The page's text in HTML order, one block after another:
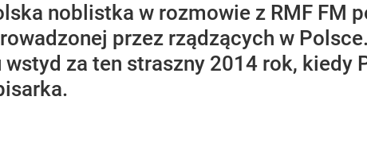
noblistka w rozmowie z RMF FM
przez rządzących w
za ten straszny 2014 rok, kiedy